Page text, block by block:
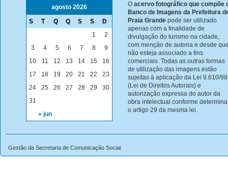
agosto 2026
S
T Q Q S S D
« jun
1
2
3
4 5 6 7 8
9
10
11 12 13 14 15
16
17
18 19 20 21 22
23
24
25 26 27 28 29
30
31
O acervo fotográfico que compõe
Banco de Imagens da Prefeitura
Praia Grande pode ser utilizado
apenas com a finalidade de
divulgação do turismo na cidade,
com menção de autoria e desde
não esteja associado a fins
comerciais. Todas as outras formas
de utilização das imagens estão
sujeitas à aplicação da Lei 9.610/98
(Lei de Direitos Autorais) e
autorização expressa do autor da
obra intelectual conforme determina
o artigo 29 da mesma lei.
Gestão da Secretaria de Comunicação Social.